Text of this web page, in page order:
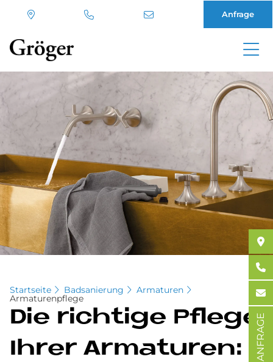
Inhalt
Anfrage
Startseite Badsanierung Armaturen
Armaturenpflege
Die rich­ti­ge Pfle­ge
Ih­rer Ar­ma­tu­ren:
ANFRAGE